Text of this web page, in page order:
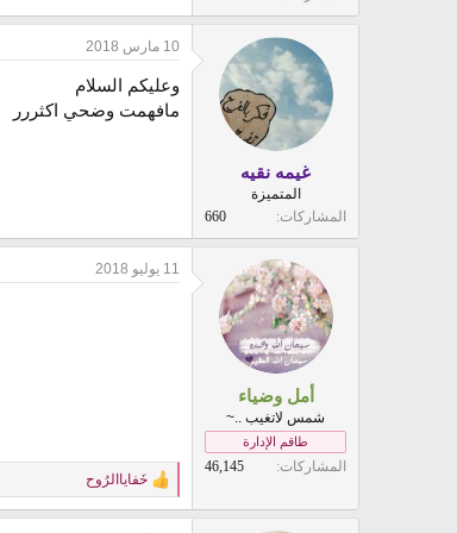
غيمه نقيه
المتميزة
المشاركات
660
10 مارس 2018
وعليكم السلام
مافهمت وضحي اكثررر
أمل وضياء
شمس لاتغيب ..~
طاقم الإدارة
المشاركات 46,145
11 يوليو 2018
R
e
خَفاياالرُوح